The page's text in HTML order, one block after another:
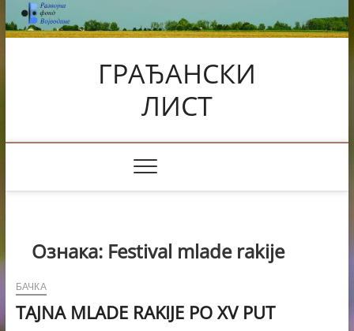
Skip
to
content
ГРАЂАНСКИ
ЛИСТ
Ознака: Festival mlade rakije
БАЧКА
TAJNA MLADE RAKIJE PO XV PUT